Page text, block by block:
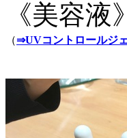
《美容液》
（⇒UVコントロールジ